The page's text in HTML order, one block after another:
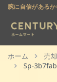
腕に自信がある
ホーム 売
Sp-